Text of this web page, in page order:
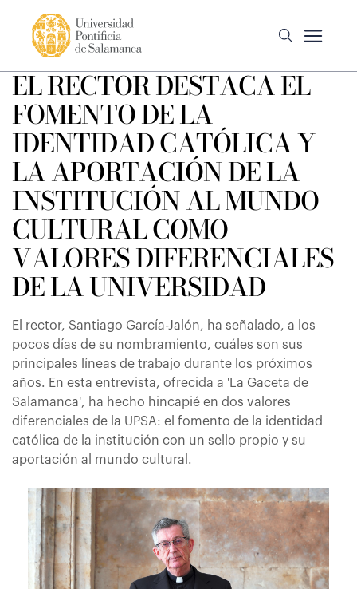
EL RECTOR DESTACA EL
FOMENTO DE LA
IDENTIDAD CATÓLICA Y
LA APORTACIÓN DE LA
INSTITUCIÓN AL MUNDO
CULTURAL COMO
VALORES DIFERENCIALES
DE LA UNIVERSIDAD
El rector, Santiago García-Jalón, ha señalado, a los
pocos días de su nombramiento, cuáles son sus
principales líneas de trabajo durante los próximos
años. En esta entrevista, ofrecida a 'La Gaceta de
Salamanca', ha hecho hincapié en dos valores
diferenciales de la UPSA: el fomento de la identidad
católica de la institución con un sello propio y su
aportación al mundo cultural.